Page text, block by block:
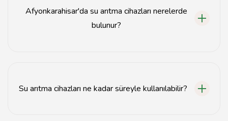
Afyonkarahisar'da su arıtma cihazları nerelerde
bulunur?
Su arıtma cihazları ne kadar süreyle kullanılabilir?